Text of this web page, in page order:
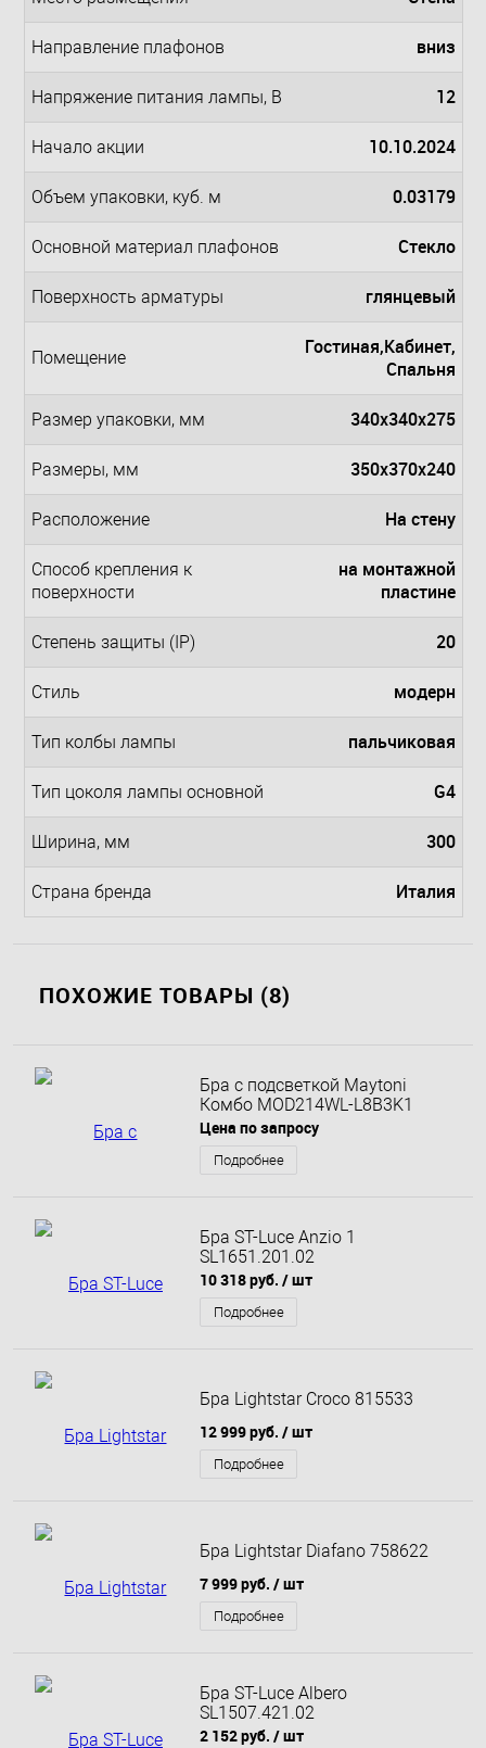
Направление плафонов вниз
Напряжение питания лампы, В 12
Начало акции 10.10.2024
Объем упаковки, куб. м 0.03179
Основной материал плафонов Стекло
Поверхность арматуры глянцевый
Помещение
Гостиная,Кабинет,
Спальня
Размер упаковки, мм 340x340x275
Размеры, мм 350x370x240
Расположение На стену
Способ крепления к
поверхности
на монтажной
пластине
Степень защиты (IP) 20
Стиль модерн
Тип колбы лампы пальчиковая
Тип цоколя лампы основной G4
Ширина, мм 300
Страна бренда Италия
ПОХОЖИЕ ТОВАРЫ (8)
Бра с подсветкой Maytoni
Комбо MOD214WL-L8B3K1
Цена по запросу
Подробнее
Бра ST-Luce Anzio 1
SL1651.201.02
10 318 руб. / шт
Подробнее
Бра Lightstar Croco 815533
12 999 руб. / шт
Подробнее
Бра Lightstar Diafano 758622
7 999 руб. / шт
Подробнее
Бра ST-Luce Albero
SL1507.421.02
2 152 руб. / шт